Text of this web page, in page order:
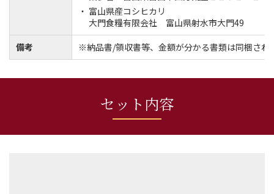
富山県産コシヒカリ
大門食糧有限会社 富山県射水市大門49
備考
※納品書/領収書等、金額が分かる書類は同梱され
セット内容